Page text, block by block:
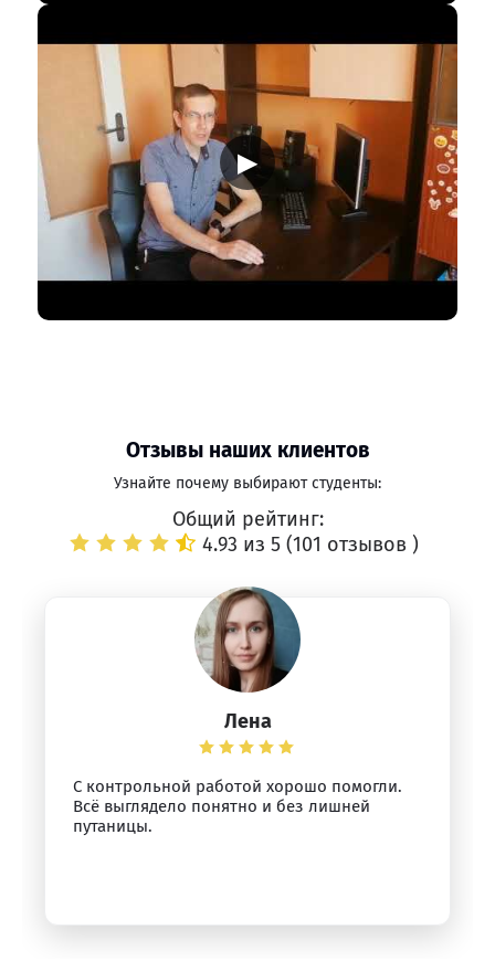
▶
Отзывы наших клиентов
Узнайте почему выбирают студенты:
Общий рейтинг:
4.93 из 5 (101 отзывов )
Лена
С контрольной работой хорошо помогли.
Всё выглядело понятно и без лишней
путаницы.